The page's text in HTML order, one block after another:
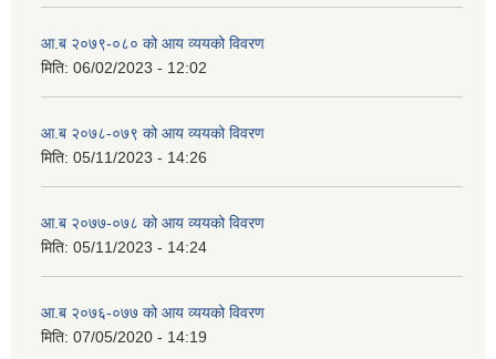
आ.ब २०७९-०८० को आय व्ययको विवरण
मिति: 06/02/2023 - 12:02
आ.ब २०७८-०७९ को आय व्ययको विवरण
मिति: 05/11/2023 - 14:26
आ.ब २०७७-०७८ को आय व्ययको विवरण
मिति: 05/11/2023 - 14:24
आ.ब २०७६-०७७ को आय व्ययको विवरण
मिति: 07/05/2020 - 14:19